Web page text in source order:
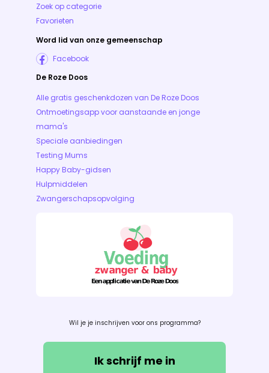
Zoek op categorie
Favorieten
Word lid van onze gemeenschap
Facebook
De Roze Doos
Alle gratis geschenkdozen van De Roze Doos
Ontmoetingsapp voor aanstaande en jonge
mama's
Speciale aanbiedingen
Testing Mums
Happy Baby-gidsen
Hulpmiddelen
Zwangerschapsopvolging
Wil je je inschrijven voor ons programma?
Ik schrijf me in